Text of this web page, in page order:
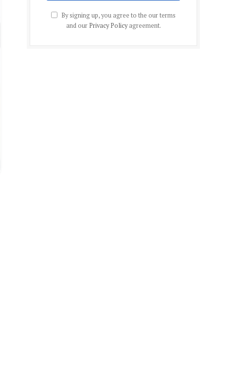
By signing up, you agree to the our terms
and our Privacy Policyagreement.